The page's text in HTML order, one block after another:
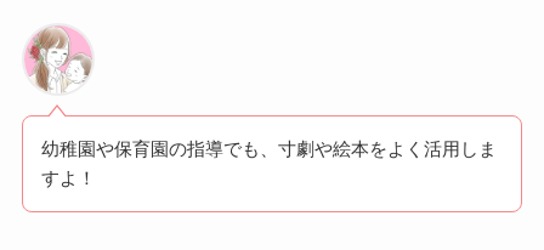
幼稚園や保育園の指導でも、寸劇や絵本をよく活用しま
すよ！